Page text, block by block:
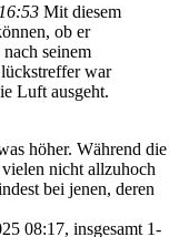
Mit diesem
ob er
seinem
war
Luft ausgeht.
höher. Während die
nicht allzuhoch
bei jenen, deren
08:17, insgesamt 1-